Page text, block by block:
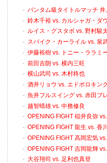
バンタム級タイトルマッチ
鈴木千裕 vs. カルシャガ・ダ
ルイス・グスタボ vs. 野村駿
スパイク・カーライル vs. 泉
伊藤裕樹 vs. トニー・ララミ
前田吉朗 vs. 横内三旺
横山武司 vs. 木村柊也
酒井リョウ vs. エドポロキン
魚井フルスイング vs. 赤田プ
越智晴雄 vs. 中務修良
OPENING FIGHT 稲井良弥
OPENING FIGHT 龍生 vs. 香
OPENING FIGHT 高岡宏気
OPENING FIGHT 吉岡龍輝
大谷翔司 vs. 足利也真登